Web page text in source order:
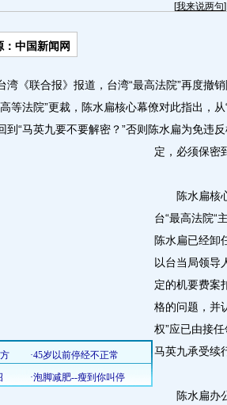
[我来说两句
：中国新闻网
《联合报》报道，台湾“最高法院”再度撤销
等法院”更裁，陈水扁核心幕僚对此指出，从
到“马英九要不要解密？”否则陈水扁为免违
定，必须保密
陈水扁核心
台“最高法院“
陈水扁已经卸
以台当局领导
定的机要费案
格的问题，并
权”应已由接
马英九承受续
陈水扁办公